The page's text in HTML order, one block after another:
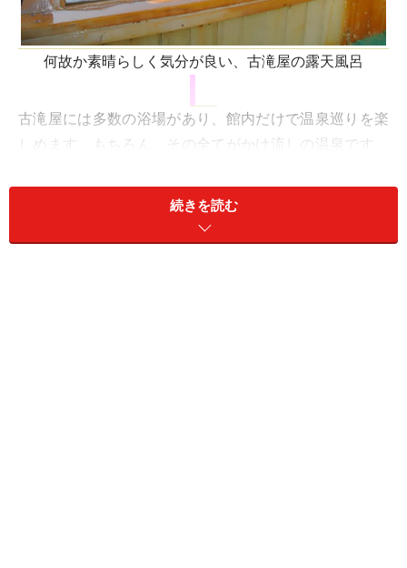
何故か素晴らしく気分が良い、古滝屋の露天風呂
古滝屋には多数の浴場があり、館内だけで温泉巡りを楽
しめます。もちろん、その全てがかけ流しの温泉です。
屋上のような場所に作られた木造の露天で、湯船のサイ
続きを読む